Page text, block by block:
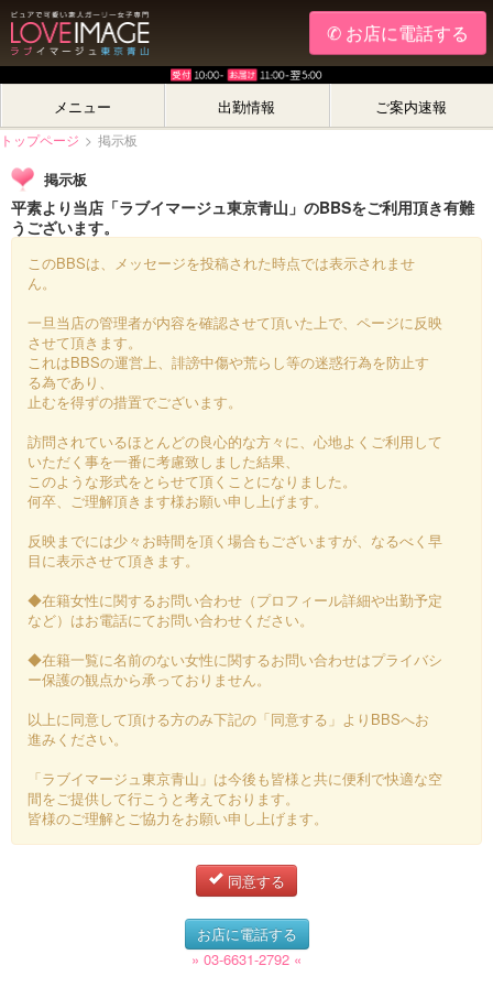
✆ お店に電話する
メニュー 出勤情報 ご案内速報
トップページ > 掲示板
掲示板
平素より当店「ラブイマージュ東京青山」のBBSをご利用頂き有難
うございます。
このBBSは、メッセージを投稿された時点では表示されませ
ん。
一旦当店の管理者が内容を確認させて頂いた上で、ページに反映
させて頂きます。
これはBBSの運営上、誹謗中傷や荒らし等の迷惑行為を防止す
る為であり、
止むを得ずの措置でございます。
訪問されているほとんどの良心的な方々に、心地よくご利用して
いただく事を一番に考慮致しました結果、
このような形式をとらせて頂くことになりました。
何卒、ご理解頂きます様お願い申し上げます。
反映までには少々お時間を頂く場合もございますが、なるべく早
目に表示させて頂きます。
◆在籍女性に関するお問い合わせ（プロフィール詳細や出勤予定
など）はお電話にてお問い合わせください。
◆在籍一覧に名前のない女性に関するお問い合わせはプライバシ
ー保護の観点から承っておりません。
以上に同意して頂ける方のみ下記の「同意する」よりBBSへお
進みください。
「ラブイマージュ東京青山」は今後も皆様と共に便利で快適な空
間をご提供して行こうと考えております。
皆様のご理解とご協力をお願い申し上げます。
同意する
お店に電話する
» 03-6631-2792 «